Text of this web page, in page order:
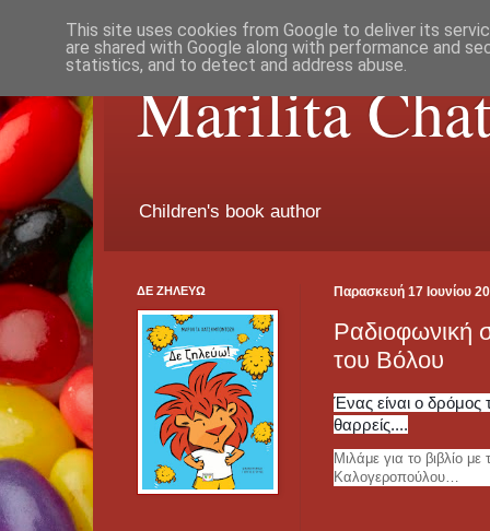
Marilita
Children's book author
Παρασκευή 17 Ιουνίου
Ραδιοφωνική
του Βόλου
Ένας είναι ο δρόμος
θαρρείς....
Μιλάμε για το βιβλίο
Καλογεροπούλου…
ΔΕ ΖΗΛΕΥΩ
This site uses cookies from Google to deliver its
are shared with Google along with performance and
statistics, and to detect and address abuse.